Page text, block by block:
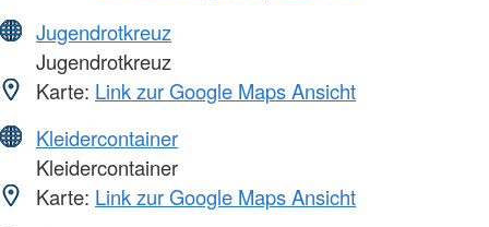
Jugendrotkreuz
Jugendrotkreuz
Karte: Link zur Google Maps Ansicht
Kleidercontainer
Kleidercontainer
Karte: Link zur Google Maps Ansicht